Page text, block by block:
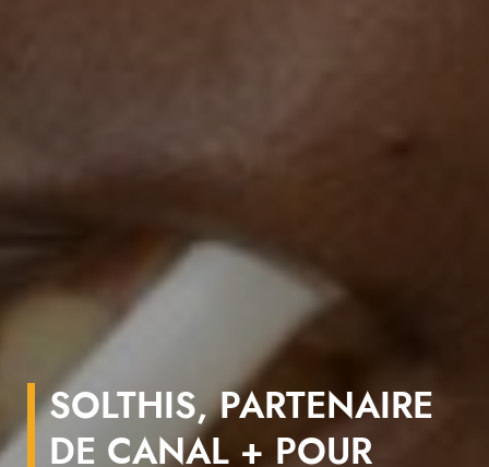
SOLTHIS, PARTENAIRE
DE CANAL + POUR